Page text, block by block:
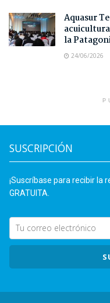
Aquasur
la
24/06/2026
SUSCRIPCIÓN
¡Suscríbase para recibir la
GRATUITA.